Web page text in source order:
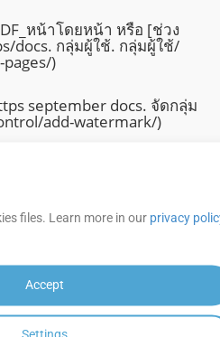
หน้าโดยหน้า หรือ [ช่วง
docs. กลุ่มผู้ใช้. กลุ่มผู้ใช้/
)
september docs. จัดกลุ่ม
add-watermark/)
ง [นักสํารวจ API]
กลุ่ม docs. กลุ่มเมฆ/คอน
สะสมของสวากเกอร์
idocs. จัดกลุ่ม Docs. กลุ่ม
files. Learn more in our privacy
Accept